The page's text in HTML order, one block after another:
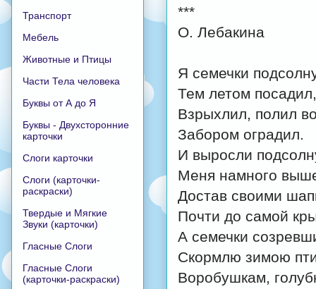
***
О. Лебакина
Я семечки
Тем летом посадил,
Взрыхлил, полил
Забором оградил.
И выросли
Меня намного
Достав своими
Почти до самой
А семечки
Скормлю зимою
Воробушкам,
Транспорт
Мебель
Животные и Птицы
Части Тела человека
Буквы от А до Я
Буквы - Двухсторонние
карточки
Слоги карточки
Слоги (карточки-
раскраски)
Твердые и Мягкие
Звуки (карточки)
Гласные Слоги
Гласные Слоги
(карточки-раскраски)